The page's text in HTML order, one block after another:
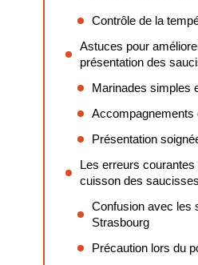
Contrôle de la
Astuces pour
présentation des
Marinades simples
Accompagnements
Présentation
Les erreurs
cuisson des
Confusion avec les
Strasbourg
Précaution lors du